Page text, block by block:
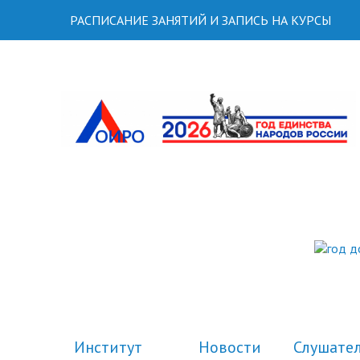
РАСПИСАНИЕ ЗАНЯТИЙ И ЗАПИСЬ НА КУРСЫ
Институт Новости